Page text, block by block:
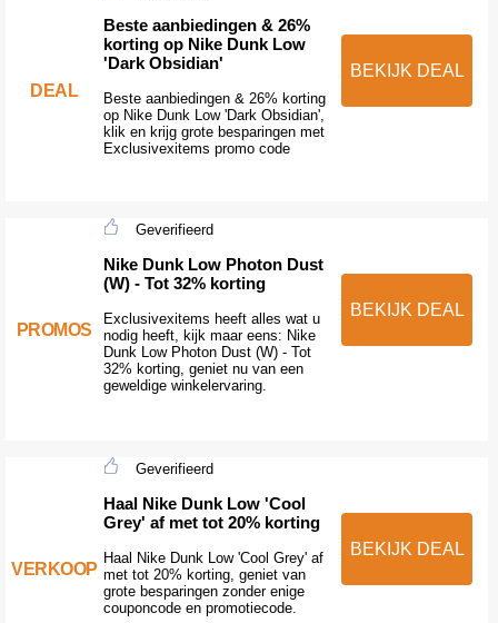
DEAL
Beste aanbiedingen & 26%
korting op Nike Dunk Low
'Dark Obsidian'
Beste aanbiedingen & 26% korting
op Nike Dunk Low 'Dark Obsidian',
klik en krijg grote besparingen met
Exclusivexitems promo code
BEKIJK DEAL
PROMOS
Geverifieerd
Nike Dunk Low Photon Dust
(W) - Tot 32% korting
Exclusivexitems heeft alles wat u
nodig heeft, kijk maar eens: Nike
Dunk Low Photon Dust (W) - Tot
32% korting, geniet nu van een
geweldige winkelervaring.
BEKIJK DEAL
VERKOOP
Geverifieerd
Haal Nike Dunk Low 'Cool
Grey' af met tot 20% korting
Haal Nike Dunk Low 'Cool Grey' af
met tot 20% korting, geniet van
grote besparingen zonder enige
couponcode en promotiecode.
BEKIJK DEAL